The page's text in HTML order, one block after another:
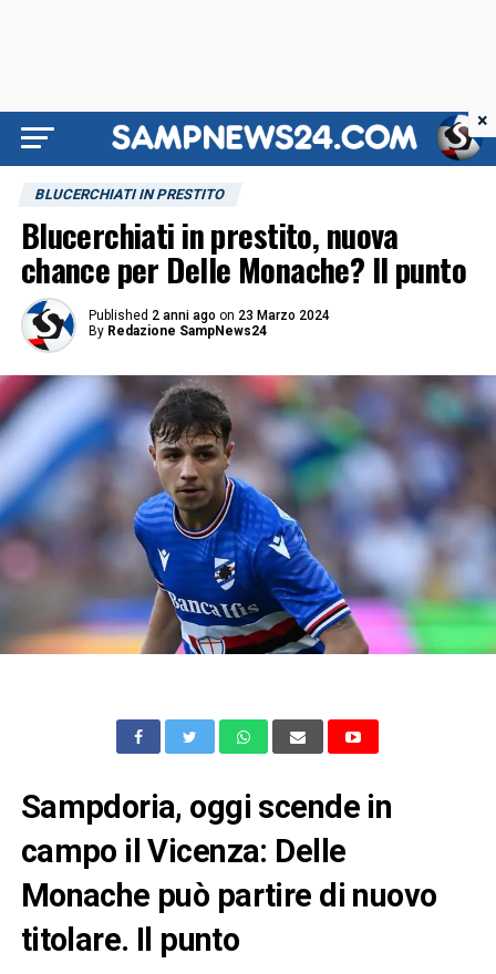
BLUCERCHIATI IN PRESTITO
Blucerchiati in prestito, nuova
chance per Delle Monache? Il punto
Published 2 anni ago on 23 Marzo 2024
By Redazione SampNews24
Sampdoria, oggi scende in
campo il Vicenza: Delle
Monache può partire di nuovo
titolare. Il punto
×